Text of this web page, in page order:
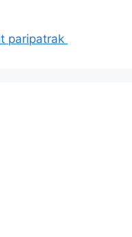
paripatrak